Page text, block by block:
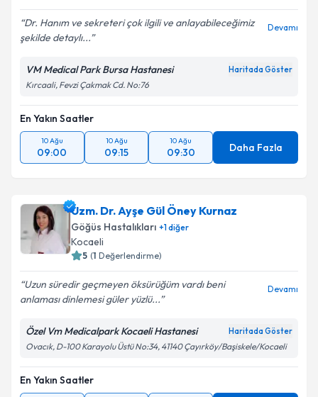
Dr. Hanım ve sekreteri çok ilgili ve anlayabileceğimiz
şekilde detaylı...
Devamı
VM Medical Park Bursa Hastanesi Haritada Göster
Kırcaali, Fevzi Çakmak Cd. No:76
En Yakın Saatler
10 Ağu
09:00
10 Ağu
09:15
10 Ağu
09:30 Daha Fazla
Uzm. Dr. Ayşe Gül Öney Kurnaz
Göğüs Hastalıkları +1diğer
Kocaeli
5 (1 Değerlendirme)
Uzun süredir geçmeyen öksürüğüm vardı beni
anlaması dinlemesi güler yüzlü...
Devamı
Özel Vm Medicalpark Kocaeli Hastanesi Haritada Göster
Ovacık, D-100 Karayolu Üstü No:34, 41140 Çayırköy/Başiskele/Kocaeli
En Yakın Saatler